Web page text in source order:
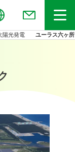
陽光発電 ユーラス六ヶ